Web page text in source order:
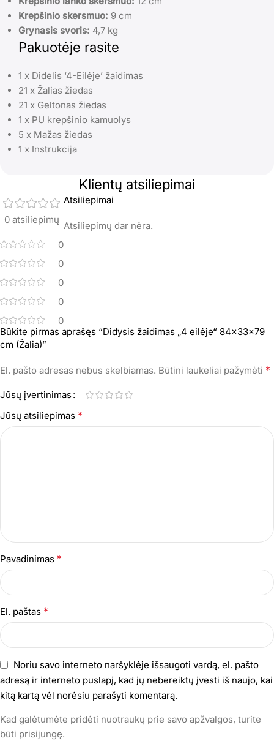
Krepšinio skersmuo: 9 cm
Grynasis svoris: 4,7 kg
Pakuotėje rasite
1 x Didelis ‘4-Eilėje’ žaidimas
21 x Žalias žiedas
21 x Geltonas žiedas
1 x PU krepšinio kamuolys
5 x Mažas žiedas
1 x Instrukcija
Klientų atsiliepimai
0 atsiliepimų
0
0
0
0
0
Atsiliepimai
Atsiliepimų dar nėra.
Būkite pirmas aprašęs “Didysis žaidimas „4 eilėje“ 84x33x79
cm (Žalia)”
El. pašto adresas nebus skelbiamas. Būtini laukeliai pažymėti *
Jūsų įvertinimas
Jūsų atsiliepimas *
Pavadinimas *
El. paštas *
Noriu savo interneto naršyklėje išsaugoti vardą, el. pašto
adresą ir interneto puslapį, kad jų nebereiktų įvesti iš naujo, kai
kitą kartą vėl norėsiu parašyti komentarą.
Kad galėtumėte pridėti nuotraukų prie savo apžvalgos, turite
būti prisijungę.